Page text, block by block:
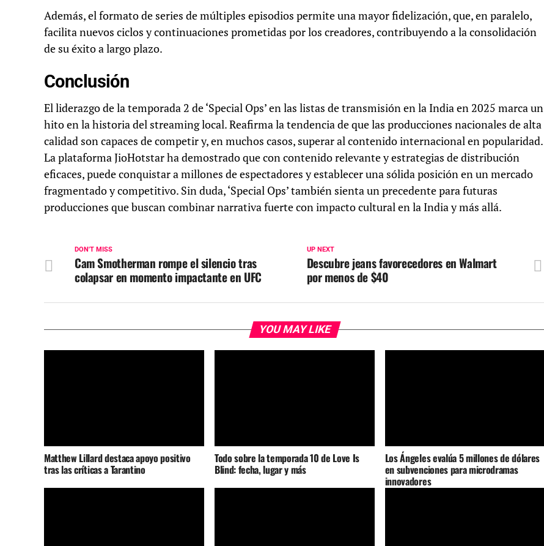
Además, el formato de series de múltiples episodios permite una mayor fidelización, que, en paralelo,
facilita nuevos ciclos y continuaciones prometidas por los creadores, contribuyendo a la consolidación
de su éxito a largo plazo.
Conclusión
El liderazgo de la temporada 2 de ‘Special Ops’ en las listas de transmisión en la India en 2025 marca un
hito en la historia del streaming local. Reafirma la tendencia de que las producciones nacionales de alta
calidad son capaces de competir y, en muchos casos, superar al contenido internacional en popularidad.
La plataforma JioHotstar ha demostrado que con contenido relevante y estrategias de distribución
eficaces, puede conquistar a millones de espectadores y establecer una sólida posición en un mercado
fragmentado y competitivo. Sin duda, ‘Special Ops’ también sienta un precedente para futuras
producciones que buscan combinar narrativa fuerte con impacto cultural en la India y más allá.
UP NEXT
Descubre jeans favorecedores en Walmart
por menos de $40
DON'T MISS
Cam Smotherman rompe el silencio tras
colapsar en momento impactante en UFC
YOU MAY LIKE
Matthew Lillard destaca apoyo positivo
tras las críticas a Tarantino
Todo sobre la temporada 10 de Love Is
Blind: fecha, lugar y más
Los Ángeles evalúa 5 millones de dólares
en subvenciones para microdramas
innovadores